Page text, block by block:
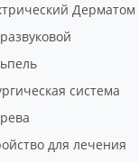
Дерматом
система
для лечения